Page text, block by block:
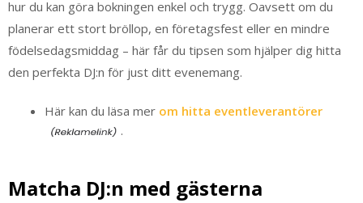
hur du kan göra bokningen enkel och trygg. Oavsett om du
planerar ett stort bröllop, en företagsfest eller en mindre
födelsedagsmiddag – här får du tipsen som hjälper dig hitta
den perfekta DJ:n för just ditt evenemang.
Här kan du läsa mer om hitta eventleverantörer
.
Matcha DJ:n med gästerna